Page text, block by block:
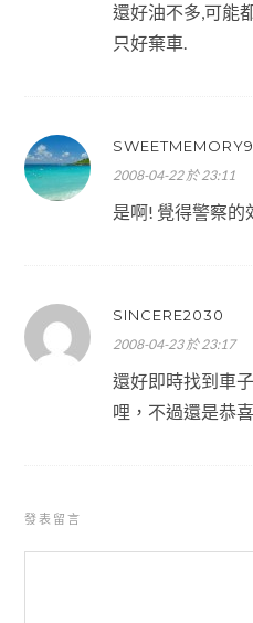
還好油不多,可能
只好棄車.
2008-04-22 於 23:11
是啊! 覺得警察
SINCERE2030
2008-04-23 於 23:17
還好即時找到車
哩，不過還是恭
發表留言